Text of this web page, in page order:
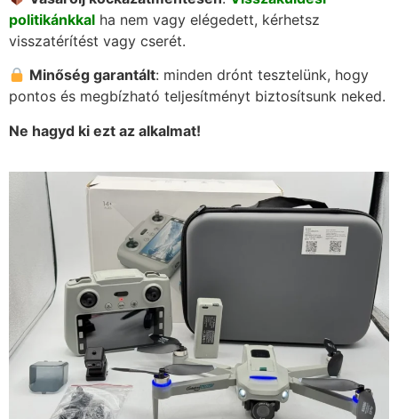
politikánkkal ha nem vagy elégedett, kérhetsz
visszatérítést vagy cserét.
Minőség garantált: minden drónt tesztelünk, hogy
pontos és megbízható teljesítményt biztosítsunk neked.
Ne hagyd ki ezt az alkalmat!